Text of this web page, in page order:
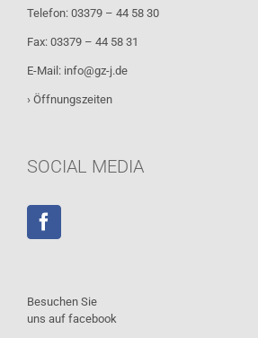
Telefon: 03379 – 44 58 30
Fax: 03379 – 44 58 31
E-Mail: info@gz-j.de
› Öffnungszeiten
SOCIAL MEDIA
Besuchen Sie
uns auf facebook